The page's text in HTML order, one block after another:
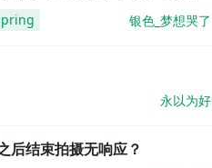
银色_梦想哭了
永以为好
后结束拍摄无响应？